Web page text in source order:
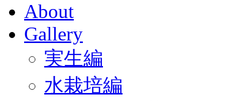
About
Gallery
実生編
水栽培編